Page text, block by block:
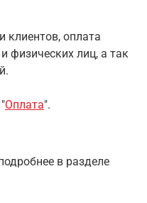
оплата
физических лиц, а так
Оплата".
в разделе